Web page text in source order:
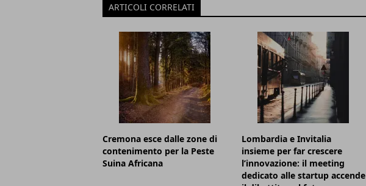
ARTICOLI CORRELATI
Cremona esce dalle zone di
contenimento per la Peste
Suina Africana
Lombardia e Invitalia
insieme per far crescere
l’innovazione: il meeting
dedicato alle startup accende